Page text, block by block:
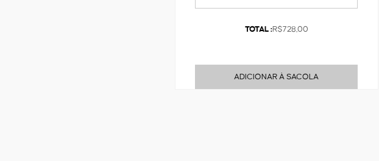
TOTAL :R$728,00
ADICIONAR À SACOLA